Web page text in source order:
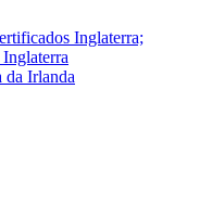
Inglaterra;
da Irlanda